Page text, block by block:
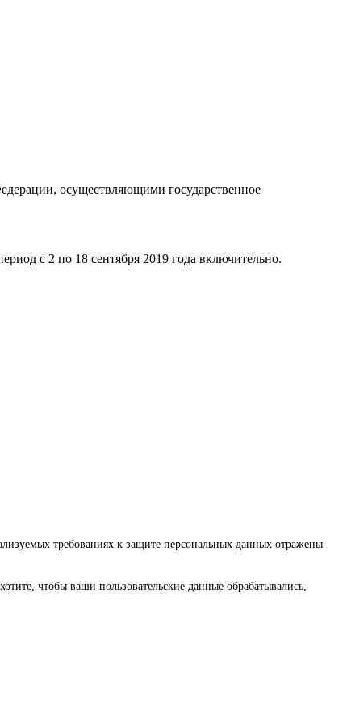
осуществляющими государственное
с 2 по 18 сентября 2019 года включительно.
требованиях к защите персональных данных отражены
чтобы ваши пользовательские данные обрабатывались,